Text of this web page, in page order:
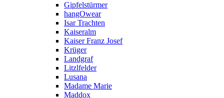
Gipfelstürmer
hangOwear
Isar Trachten
Kaiseralm
Kaiser Franz Josef
Krüger
Landgraf
Litzlfelder
Lusana
Madame Marie
Maddox